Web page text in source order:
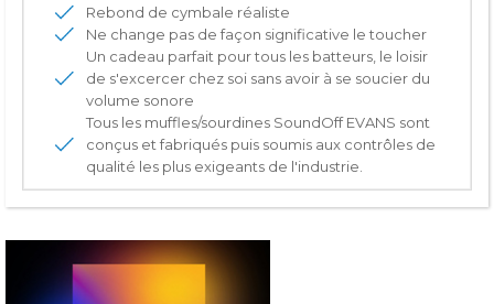
Rebond de cymbale réaliste
Ne change pas de façon significative le toucher
Un cadeau parfait pour tous les batteurs, le loisir
de s'excercer chez soi sans avoir à se soucier du
volume sonore
Tous les muffles/sourdines SoundOff EVANS sont
conçus et fabriqués puis soumis aux contrôles de
qualité les plus exigeants de l'industrie.